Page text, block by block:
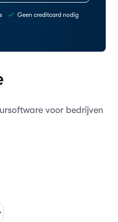
Geen creditcard nodig
voor bedrijven